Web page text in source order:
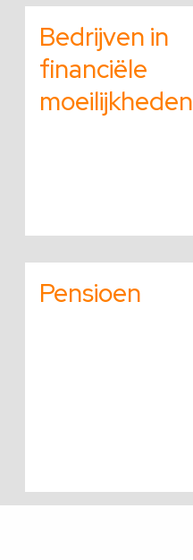
meer
overBedrijven in
financiële
moeilijkheden
meer
overPensioen
Lees